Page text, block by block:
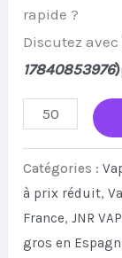
rapide ?
Discutez avec
17840853976)
JNR
Gorilla
55000
Puffs
Disposable
Catégories :
à prix réduit,
France,JNR
gros en